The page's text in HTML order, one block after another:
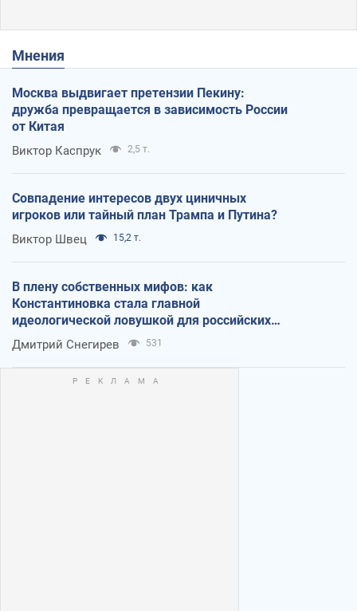
Мнения
Москва выдвигает претензии Пекину:
дружба превращается в зависимость России
от Китая
Виктор Каспрук 2,5 т.
Совпадение интересов двух циничных
игроков или тайный план Трампа и Путина?
Виктор Швец 15,2 т.
В плену собственных мифов: как
Константиновка стала главной
идеологической ловушкой для российских
оккупантов
Дмитрий Снегирев 531